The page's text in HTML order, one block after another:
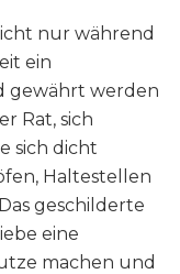
nur während
ein
gewährt werden
Rat, sich
sich dicht
Haltestellen
geschilderte
eine
machen und